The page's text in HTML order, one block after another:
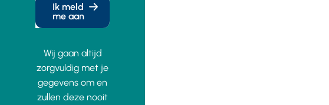
Ik meld
me aan
Wij gaan altijd
zorgvuldig met je
gegevens om en
zullen deze nooit